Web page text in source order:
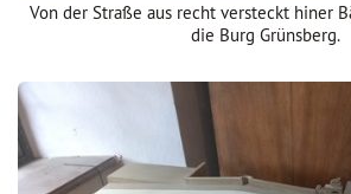
Von der Straße aus recht versteckt hiner
die Burg Grünsberg.